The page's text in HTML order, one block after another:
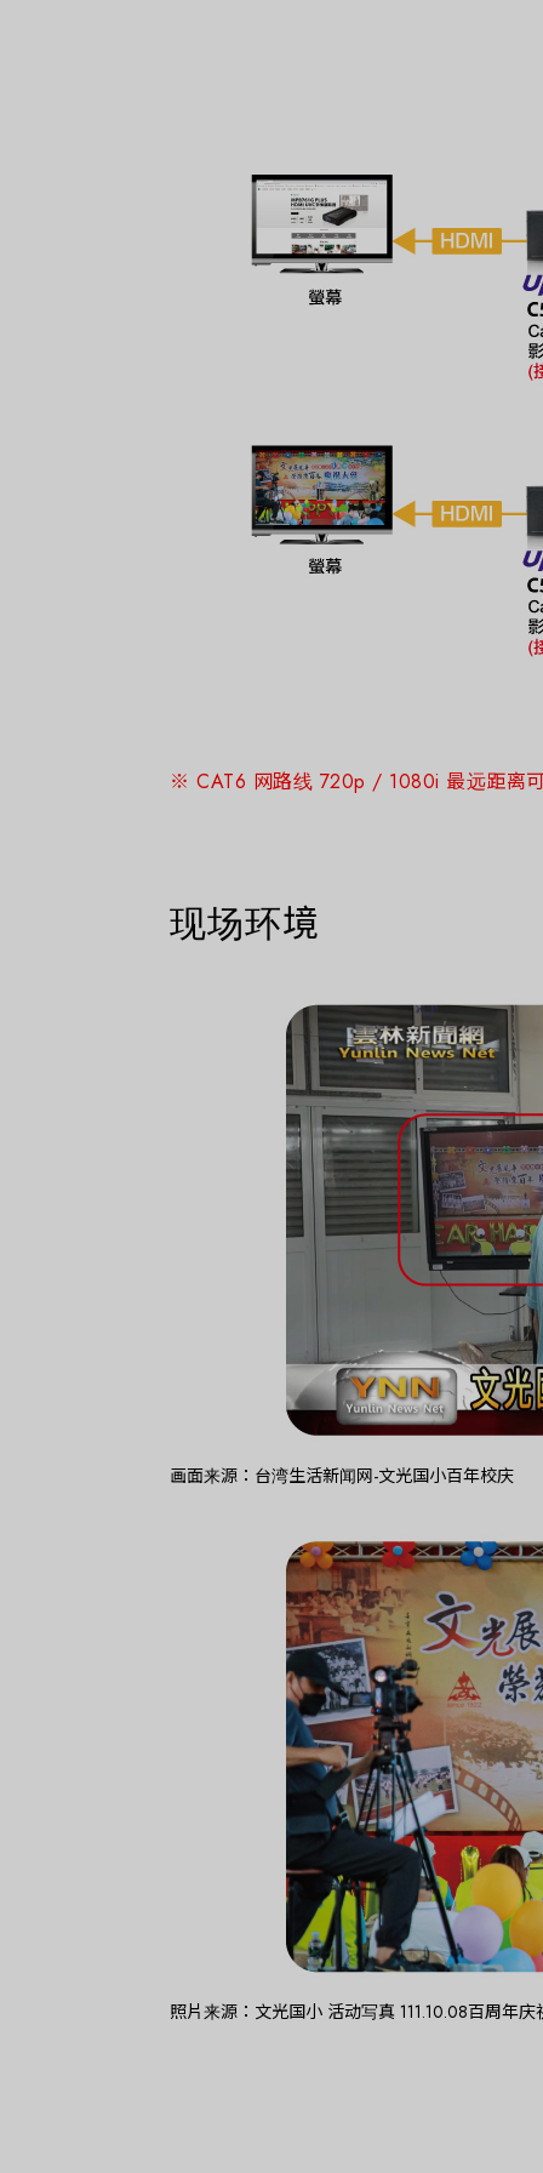
※ CAT6 网路线 720p / 1080i 最远距离
现场环境
画面来源：台湾生活新闻网-文光国小百年校庆
照片来源：文光国小 活动写真 111.10.08百周年庆